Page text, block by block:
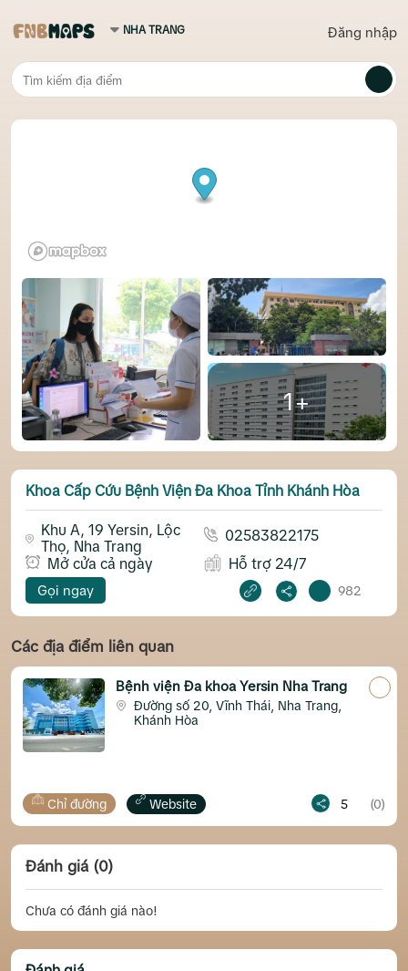
Đăng nhập
1+
Khoa Cấp Cứu Bệnh Viện Đa Khoa Tỉnh Khánh Hòa
Khu A, 19 Yersin, Lộc
Thọ, Nha Trang
02583822175
Mở cửa cả ngày
Hỗ trợ 24/7
Gọi ngay 982
Các địa điểm liên quan
Đa khoa Yersin Nha Trang
số 20, Vĩnh Thái, Nha Trang,
Hòa
5 (0)
Cứu Hộ
Huy
Chỉ đường
Đánh giá (0)
Chưa có đánh giá nào!